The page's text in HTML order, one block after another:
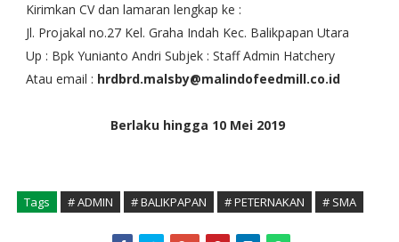
Kirimkan CV dan lamaran lengkap ke :
Jl. Projakal no.27 Kel. Graha Indah Kec. Balikpapan Utara
Up : Bpk Yunianto Andri Subjek : Staff Admin Hatchery
Atau email : hrdbrd.malsby@malindofeedmill.co.id
Berlaku hingga 10 Mei 2019
Tags # ADMIN # BALIKPAPAN # PETERNAKAN # SMA